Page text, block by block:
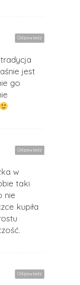
Odpowiedz
jest
go
Odpowiedz
w
taki
nie
kupiła
Odpowiedz